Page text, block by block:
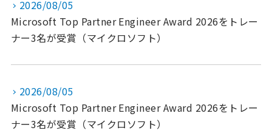
2026/08/05
Microsoft Top Partner Engineer Award 2026をトレー
ナー3名が受賞（マイクロソフト）
2026/08/05
Microsoft Top Partner Engineer Award 2026をトレー
ナー3名が受賞（マイクロソフト）